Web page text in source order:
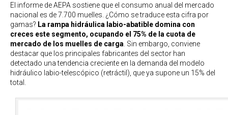
El informe de AEPA sostiene que el consumo anual del mercado
nacional es de 7.700 muelles. ¿Cómo se traduce esta cifra por
gamas? La rampa hidráulica labio-abatible domina con
creces este segmento, ocupando el 75% de la cuota de
mercado de los muelles de carga . Sin embargo, conviene
destacar que los principales fabricantes del sector han
detectado una tendencia creciente en la demanda del modelo
hidráulico labio-telescópico (retráctil), que ya supone un 15% del
total.